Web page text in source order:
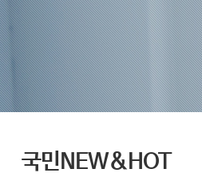
국민NEW&HOT